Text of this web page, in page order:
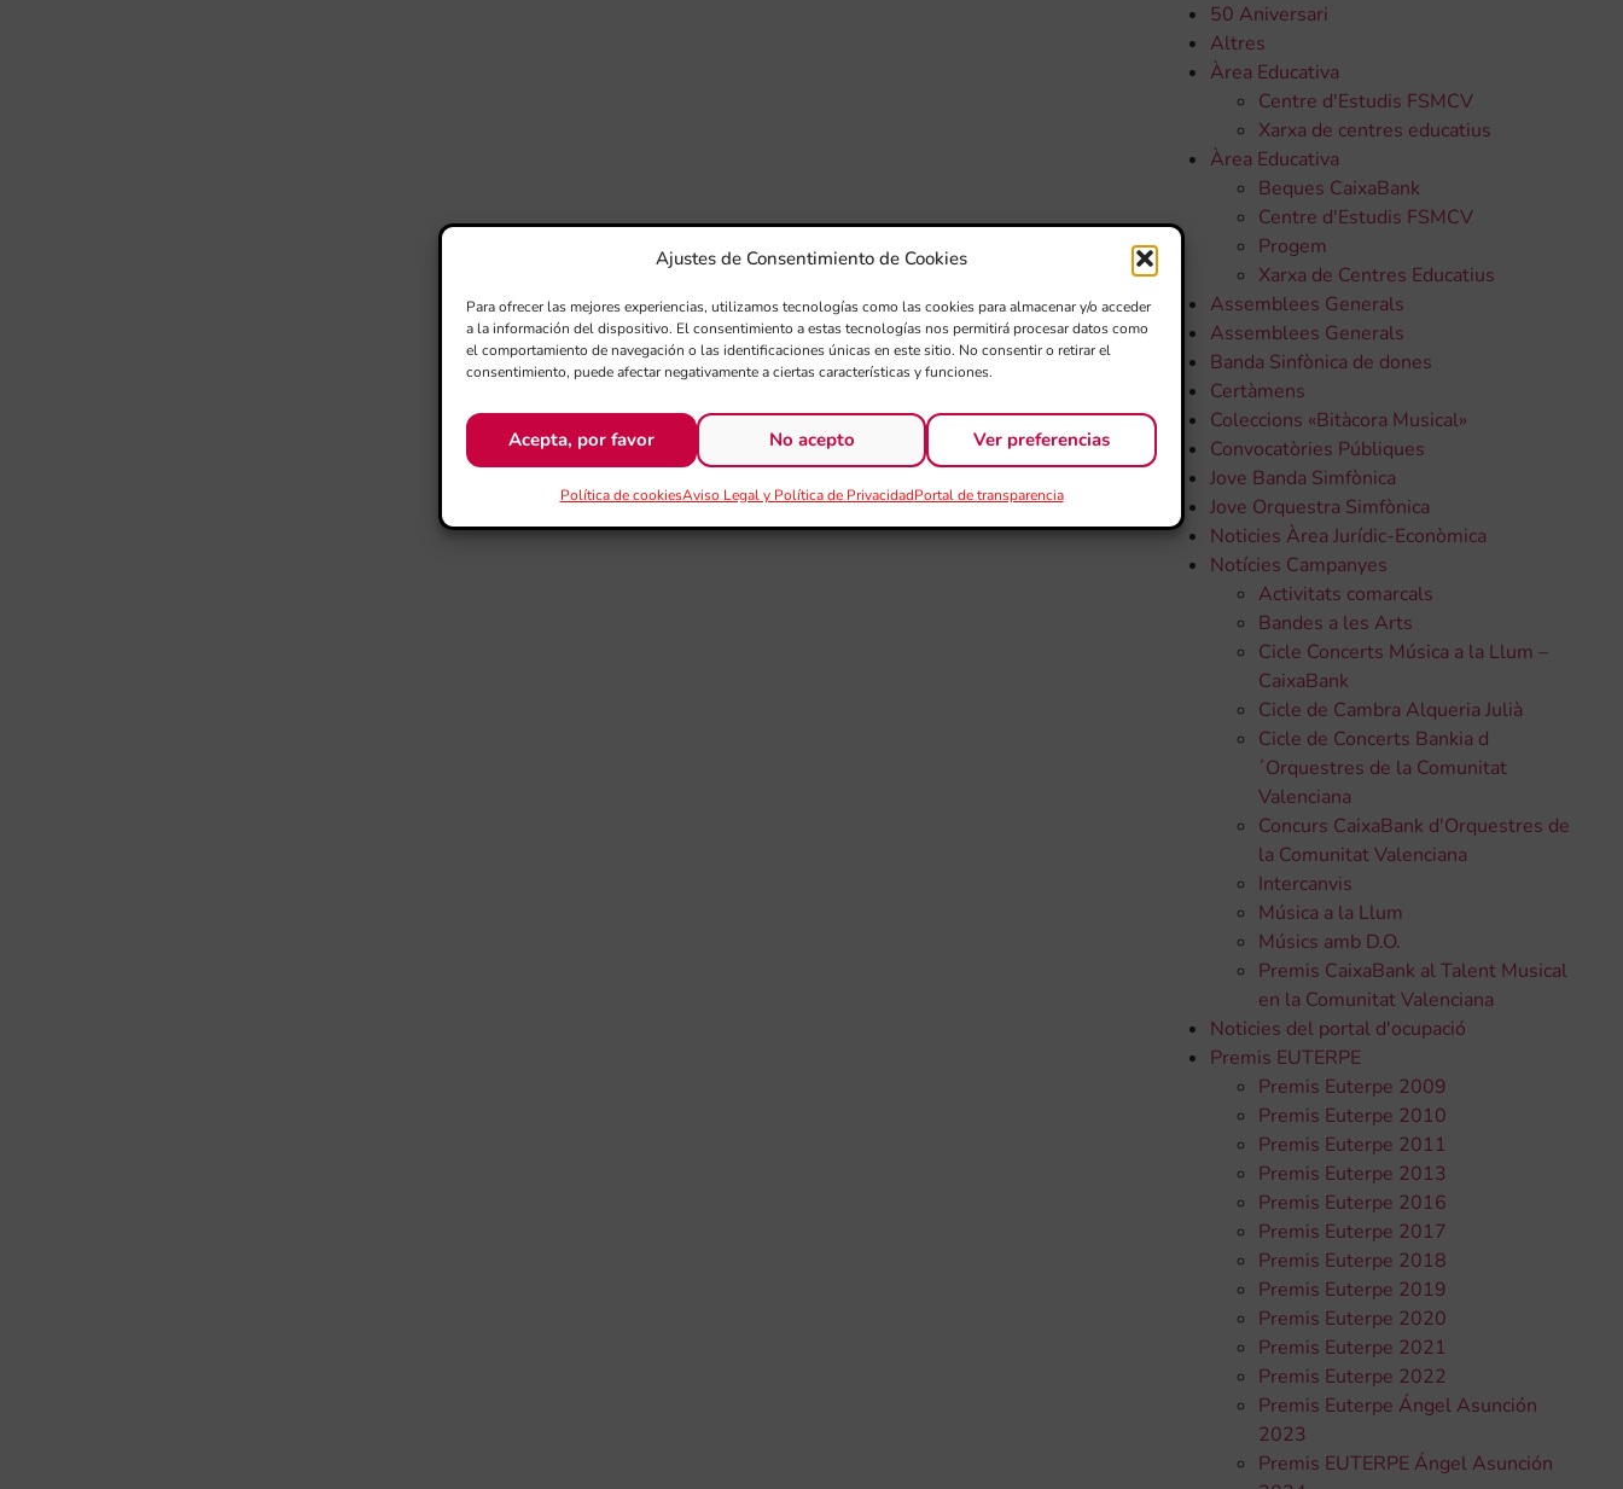
Ajustes de Consentimiento de Cookies
Para ofrecer las mejores experiencias, utilizamos tecnologías como las cookies para almacenar y/o acceder
a la información del dispositivo. El consentimiento a estas tecnologías nos permitirá procesar datos como
el comportamiento de navegación o las identificaciones únicas en este sitio. No consentir o retirar el
consentimiento, puede afectar negativamente a ciertas características y funciones.
Acepta, por favor No acepto Ver preferencias
Política de cookiesAviso Legal y Política de PrivacidadPortal de transparencia
50 Aniversari
Altres
Àrea Educativa
Centre d'Estudis FSMCV
Xarxa de centres educatius
Àrea Educativa
Beques CaixaBank
Centre d'Estudis FSMCV
Progem
Xarxa de Centres Educatius
Assemblees Generals
Assemblees Generals
Banda Sinfònica de dones
Certàmens
Coleccions «Bitàcora Musical»
Convocatòries Públiques
Jove Banda Simfònica
Jove Orquestra Simfònica
Noticies Àrea Jurídic-Econòmica
Notícies Campanyes
Activitats comarcals
Bandes a les Arts
Cicle Concerts Música a la Llum –
CaixaBank
Cicle de Cambra Alqueria Julià
Cicle de Concerts Bankia d
´Orquestres de la Comunitat
Valenciana
Concurs CaixaBank d'Orquestres de
la Comunitat Valenciana
Intercanvis
Música a la Llum
Músics amb D.O.
Premis CaixaBank al Talent Musical
en la Comunitat Valenciana
Noticies del portal d'ocupació
Premis EUTERPE
Premis Euterpe 2009
Premis Euterpe 2010
Premis Euterpe 2011
Premis Euterpe 2013
Premis Euterpe 2016
Premis Euterpe 2017
Premis Euterpe 2018
Premis Euterpe 2019
Premis Euterpe 2020
Premis Euterpe 2021
Premis Euterpe 2022
Premis Euterpe Ángel Asunción
2023
Premis EUTERPE Ángel Asunción